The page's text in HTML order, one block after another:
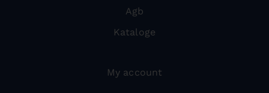
Agb
Kataloge
My account